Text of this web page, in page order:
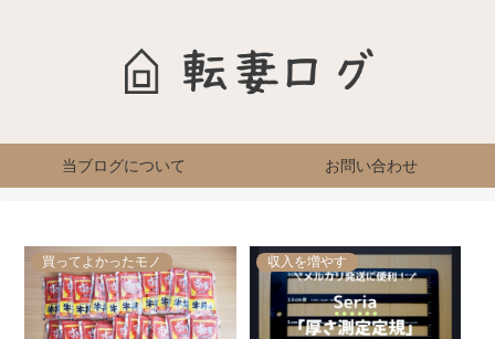
当ブログについて お問い合わせ
買ってよかったモノ 収入を増やす